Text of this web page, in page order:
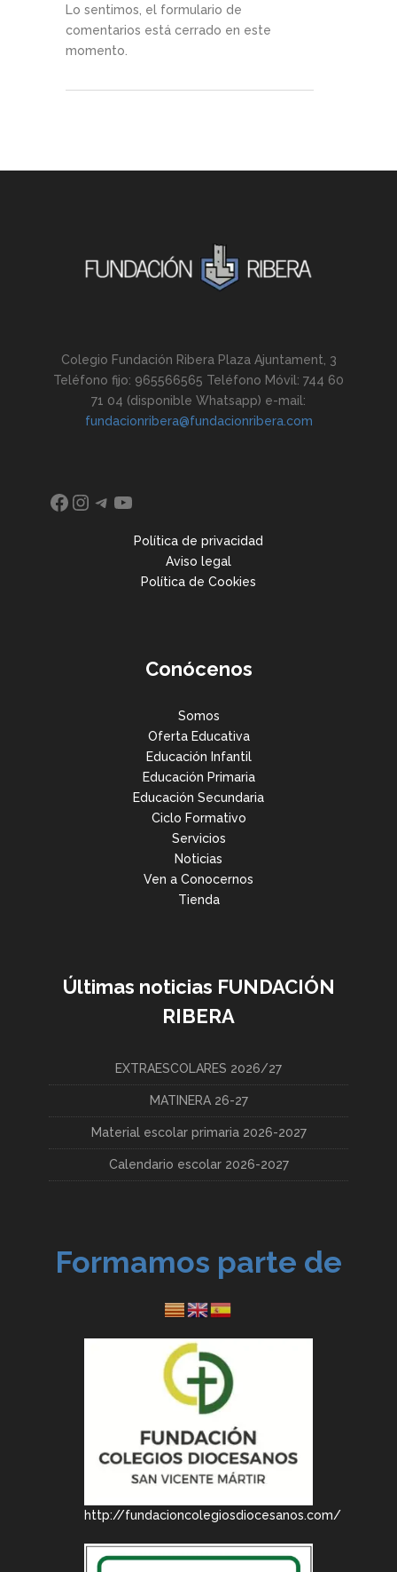
Lo sentimos, el formulario de
comentarios está cerrado en este
momento.
Colegio Fundación Ribera Plaza Ajuntament, 3
Teléfono fijo: 965566565 Teléfono Móvil: 744 60
71 04 (disponible Whatsapp) e-mail:
fundacionribera@fundacionribera.com
Facebook
Instagram
Telegram
YouTube
Política de privacidad
Aviso legal
Política de Cookies
Conócenos
Somos
Oferta Educativa
Educación Infantil
Educación Primaria
Educación Secundaria
Ciclo Formativo
Servicios
Noticias
Ven a Conocernos
Tienda
Últimas noticias FUNDACIÓN
RIBERA
EXTRAESCOLARES 2026/27
MATINERA 26-27
Material escolar primaria 2026-2027
Calendario escolar 2026-2027
Formamos parte de
http://fundacioncolegiosdiocesanos.com/